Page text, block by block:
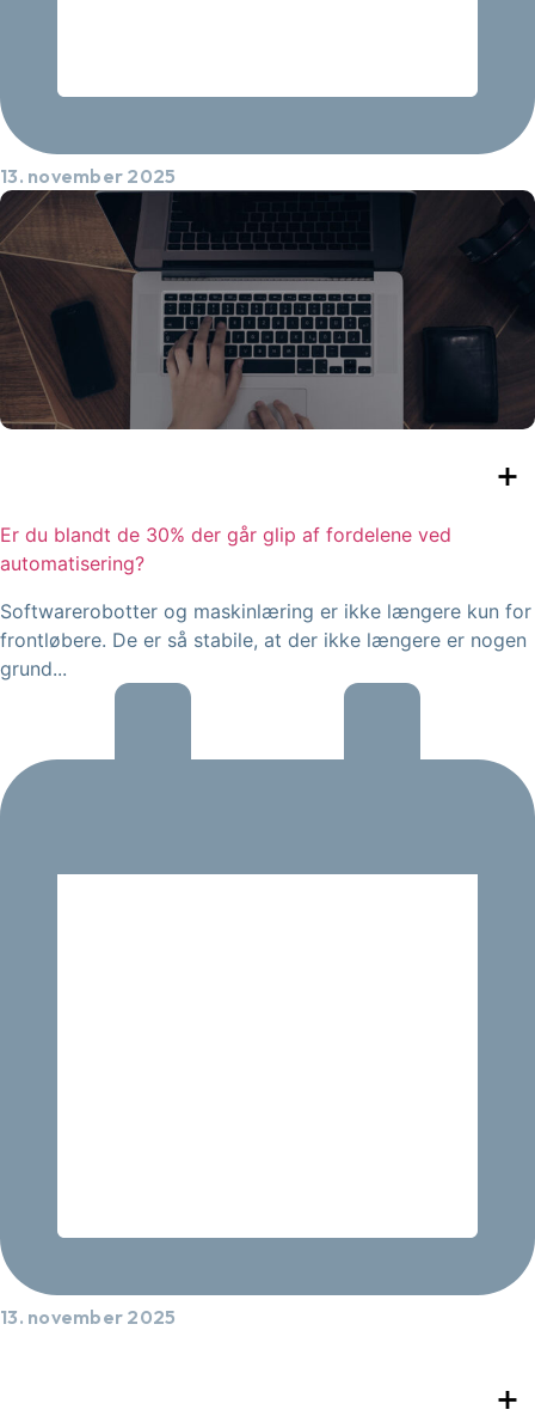
13. november 2025
Er du blandt de 30% der går glip af fordelene ved
automatisering?
Softwarerobotter og maskinlæring er ikke længere kun for
frontløbere. De er så stabile, at der ikke længere er nogen
grund...
13. november 2025